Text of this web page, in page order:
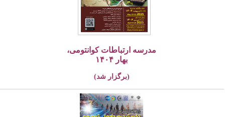
مدرسه ارتباطات کوانتومی،
بهار ۱۴۰۴
(برگزار شد)